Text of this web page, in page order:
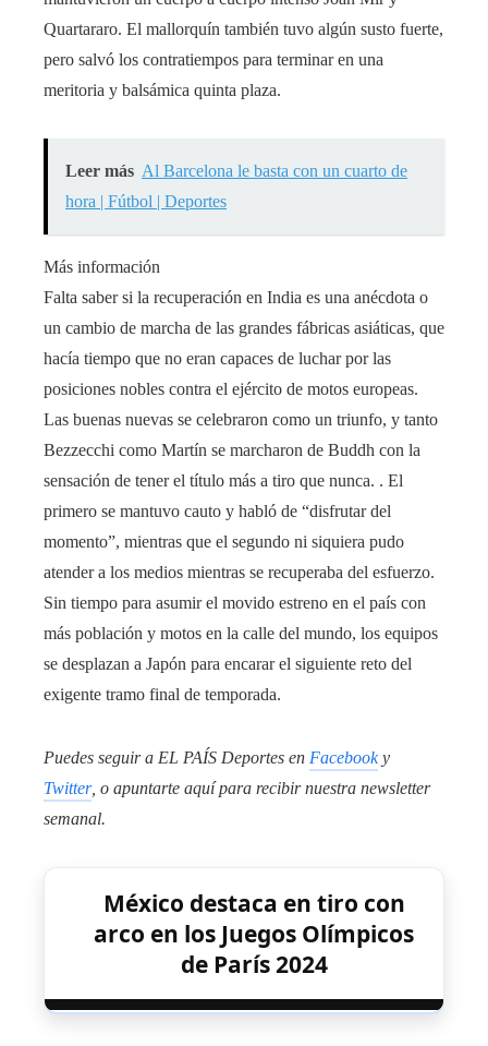
Quartararo. El mallorquín también tuvo algún susto fuerte,
pero salvó los contratiempos para terminar en una
meritoria y balsámica quinta plaza.
Leer más Al Barcelona le basta con un cuarto de
hora | Fútbol | Deportes
Más información
Falta saber si la recuperación en India es una anécdota o
un cambio de marcha de las grandes fábricas asiáticas, que
hacía tiempo que no eran capaces de luchar por las
posiciones nobles contra el ejército de motos europeas.
Las buenas nuevas se celebraron como un triunfo, y tanto
Bezzecchi como Martín se marcharon de Buddh con la
sensación de tener el título más a tiro que nunca. . El
primero se mantuvo cauto y habló de “disfrutar del
momento”, mientras que el segundo ni siquiera pudo
atender a los medios mientras se recuperaba del esfuerzo.
Sin tiempo para asumir el movido estreno en el país con
más población y motos en la calle del mundo, los equipos
se desplazan a Japón para encarar el siguiente reto del
exigente tramo final de temporada.
Puedes seguir a EL PAÍS Deportes en Facebooky
Twitter, o apuntarte aquí para recibirnuestra newsletter
semanal.
México destaca en tiro con
arco en los Juegos Olímpicos
de París 2024